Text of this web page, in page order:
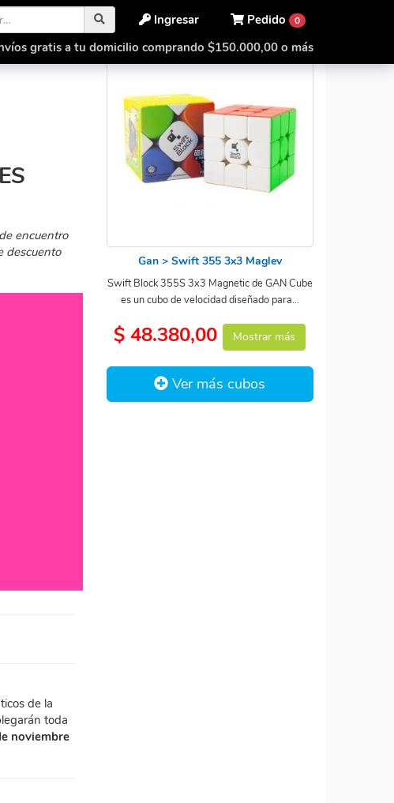
Pedido 0
Ingresar
gratis a tu domicilio comprando $150.000,00 o más
encuentro
descuento
de la
toda
noviembre
Gan > Swift 355 3x3 Maglev
Swift Block 355S 3x3 Magnetic de GAN Cube
es un cubo de velocidad diseñado para...
$ 48.380,00 Mostrar más
Ver más cubos